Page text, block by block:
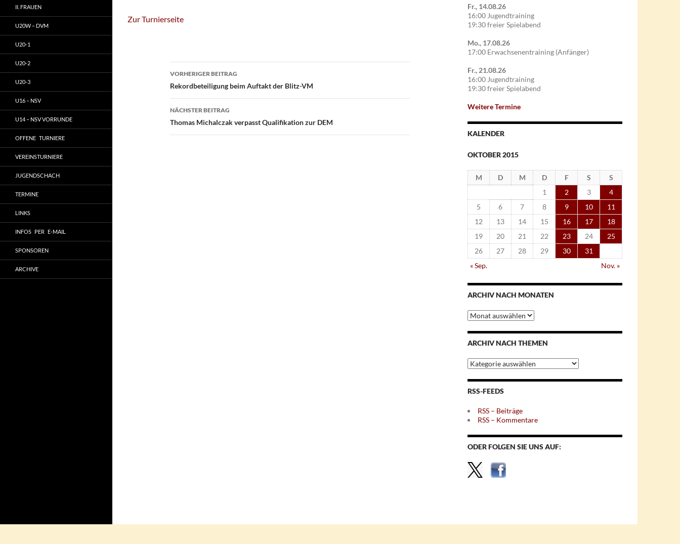
Zur Turnierseite
Beitragsnavigation
VORHERIGER BEITRAG
Rekordbeteiligung beim Auftakt der Blitz-VM
NÄCHSTER BEITRAG
Thomas Michalczak verpasst Qualifikation zur DEM
Fr., 14.08.26
16:00 Jugendtraining
19:30 freier Spielabend
Mo., 17.08.26
17:00 Erwachsenentraining (Anfänger)
Fr., 21.08.26
16:00 Jugendtraining
19:30 freier Spielabend
Weitere Termine
KALENDER
OKTOBER 2015
M D M D F S
S
1
2 3
4
5
6 7 8 9 10
11
12
13 14 15 16 17
18
19
20 21 22 23 24
25
26
27 28 29 30
31
« Sep.
Nov. »
ARCHIV NACH MONATEN
Archiv
nach
Monaten
ARCHIV NACH THEMEN
Archiv
nach
Themen
RSS-FEEDS
RSS – Beiträge
RSS – Kommentare
ODER FOLGEN SIE UNS AUF:
II. FRAUEN
U20W – DVM
U20-1
U20-2
U20-3
U16 – NSV
U14 – NSV VORRUNDE
OFFENE TURNIERE
VEREINSTURNIERE
JUGENDSCHACH
TERMINE
LINKS
INFOS PER E-MAIL
SPONSOREN
ARCHIVE